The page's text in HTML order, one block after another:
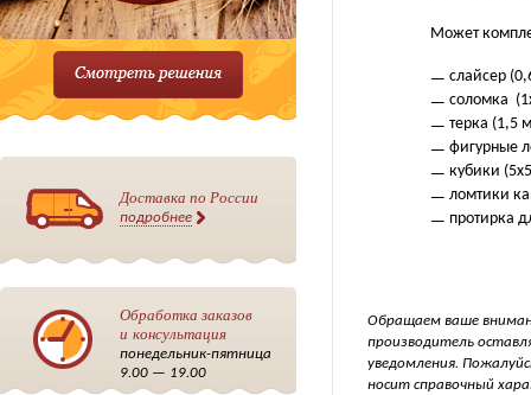
Может
слайсер
соломка
терка (1,5
фигурные
кубики
ломтики
протирка
Обращаем ваше
производитель
уведомления.
носит справочный
Доставка по России
подробнее
Обработка заказов
и консультация
понедельник-пятница
9.00 — 19.00